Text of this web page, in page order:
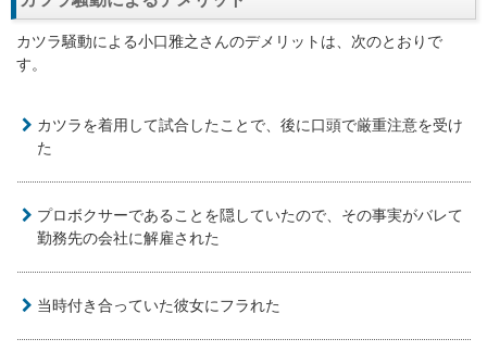
カツラ騒動による小口雅之さんのデメリットは、次のとおりで
す。
カツラを着用して試合したことで、後に口頭で厳重注意を受け
た
プロボクサーであることを隠していたので、その事実がバレて
勤務先の会社に解雇された
当時付き合っていた彼女にフラれた